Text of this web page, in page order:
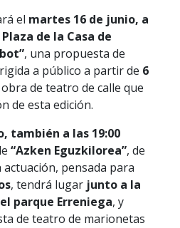
el martes 16 de junio, a
Plaza de la Casa de
, una propuesta de
a público a partir de 6
de teatro de calle que
de esta edición.
también a las 19:00
“Azken Eguzkilorea”, de
actuación, pensada para
, tendrá lugar junto a la
parque Erreniega, y
de teatro de marionetas